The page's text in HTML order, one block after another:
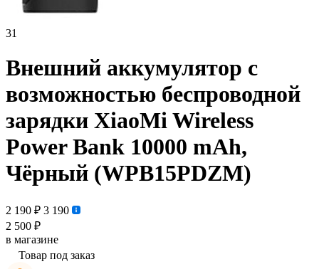
31
Внешний аккумулятор с
возможностью беспроводной
зарядки XiaoMi Wireless
Power Bank 10000 mAh,
Чёрный (WPB15PDZM)
2 190 ₽ 3 190
2 500 ₽
в магазине
Товар под заказ